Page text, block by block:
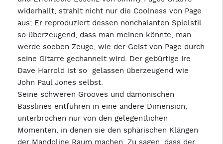
widerhallt, strahlt nicht nur die Coolness von Page
aus; Er reproduziert dessen nonchalanten Spielstil
so überzeugend, dass man meinen könnte, man
werde soeben Zeuge, wie der Geist von Page durch
seine Gitarre gechannelt wird. Der gebürtige Ire
Dave Harrold ist so gelassen überzeugend wie
John Paul Jones selbst.
Seine schweren Grooves und dämonischen
Basslines entführen in eine andere Dimension,
unterbrochen nur von den gelegentlichen
Momenten, in denen sie den sphärischen Klängen